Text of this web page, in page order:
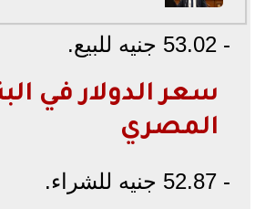
- 53.02 جنيه للبيع.
سعر الدولار في
المصري
- 52.87 جنيه للشراء.